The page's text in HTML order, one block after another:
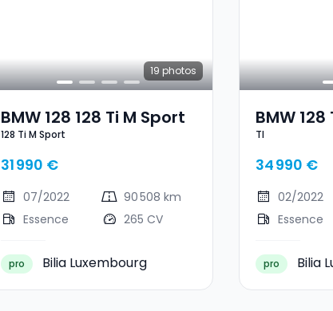
19 photos
BMW 128 128 Ti M Sport
128 Ti M Sport
31 990 €
07/2022
90 508 km
Essence
265 CV
pro Bilia Luxembourg
BMW 128
TI
34 990 €
02/2022
Essence
pro Bilia